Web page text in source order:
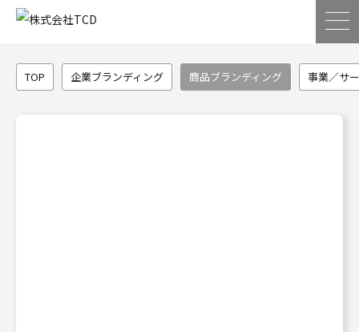
商品ブランディングの事例一覧
TOP 企業ブランディング 商品ブランディング 事業／サ